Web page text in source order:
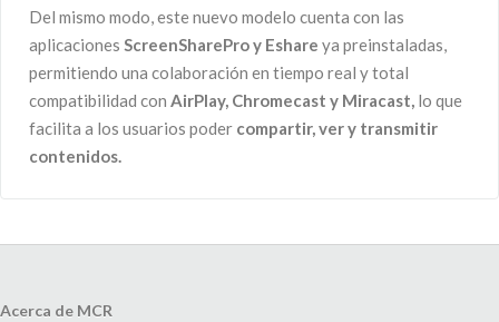
Del mismo modo, este nuevo modelo cuenta con las
aplicaciones ScreenSharePro y Eshare ya preinstaladas,
permitiendo una colaboración en tiempo real y total
compatibilidad con AirPlay, Chromecast y Miracast, lo que
facilita a los usuarios poder compartir, ver y transmitir
contenidos.
Acerca de MCR